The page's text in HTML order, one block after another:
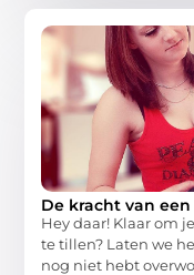
De kracht van
Hey daar! Klaar om
te tillen? Laten we
nog niet hebt